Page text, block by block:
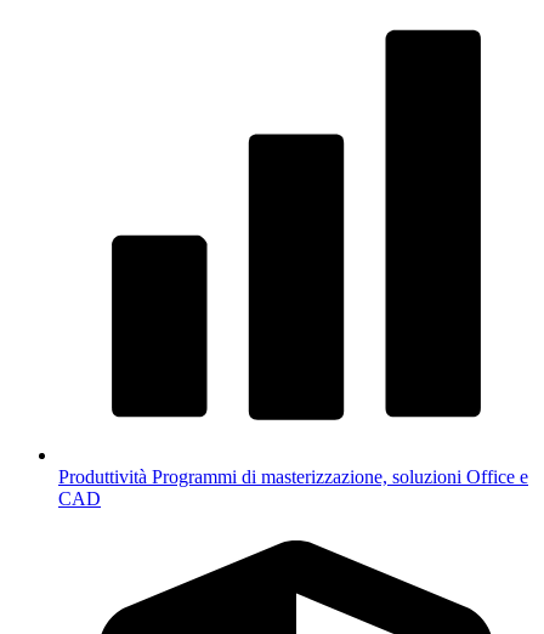
Produttività Programmi di masterizzazione, soluzioni Office e
CAD